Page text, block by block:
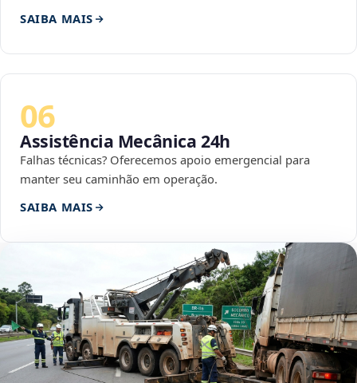
SAIBA MAIS
06
Assistência Mecânica 24h
Falhas técnicas? Oferecemos apoio emergencial para
manter seu caminhão em operação.
SAIBA MAIS